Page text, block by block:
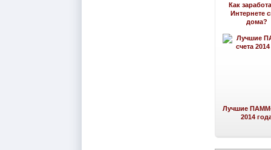
Как
Интернете
дома?
Лучшие ПАММ-
2014